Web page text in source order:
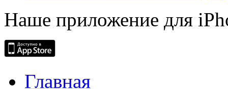
Наше приложение для
Главная